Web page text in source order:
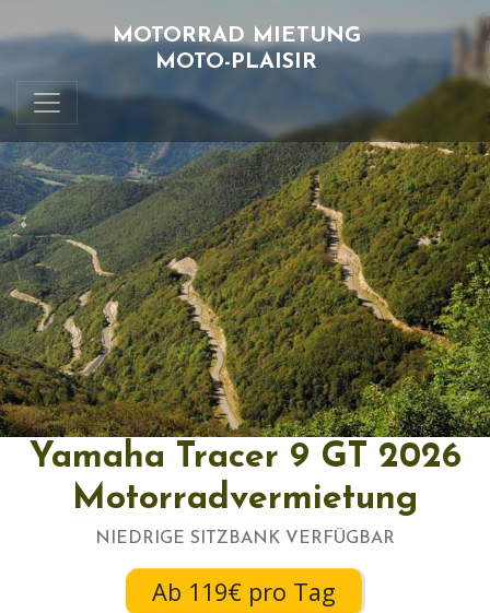
MOTORRAD MIETUNG
MOTO-PLAISIR
Yamaha Tracer 9 GT 2026
Motorradvermietung
NIEDRIGE SITZBANK VERFÜGBAR
Ab 119€ pro Tag